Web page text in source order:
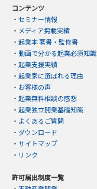
コンテンツ
・ セミナー情報
・ メディア掲載実績
・ 起業本 著書・監修書
・ 動画で分かる起業必須知識
・ 起業支援実績
・ 起業家に選ばれる理由
・ お客様の声
・ 起業無料相談の感想
・ 起業独立開業基礎知識
・ よくあるご質問
・ ダウンロード
・ サイトマップ
・ リンク
許可届出制度一覧